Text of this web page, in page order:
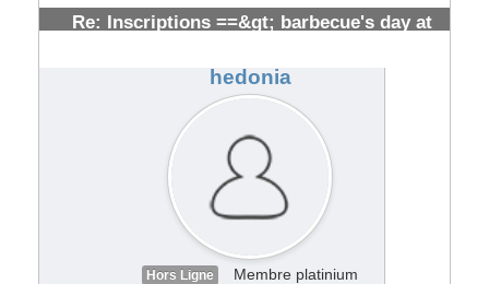
Re: Inscriptions ==&gt; barbecue's day at
hedonia
Hors Ligne
Membre platinium